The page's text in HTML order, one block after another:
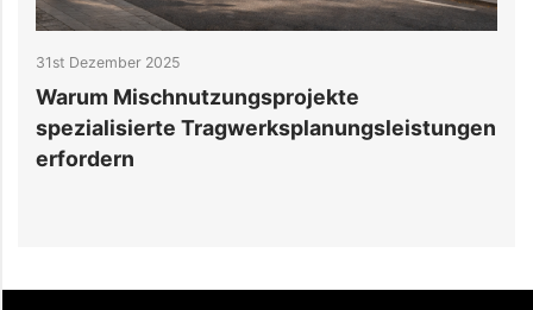
25th Dezember 2025
Tragwerksplanung über die reine
Normenkonformität hinaus